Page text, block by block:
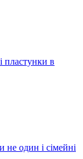
пластунки в
не один і сімейні